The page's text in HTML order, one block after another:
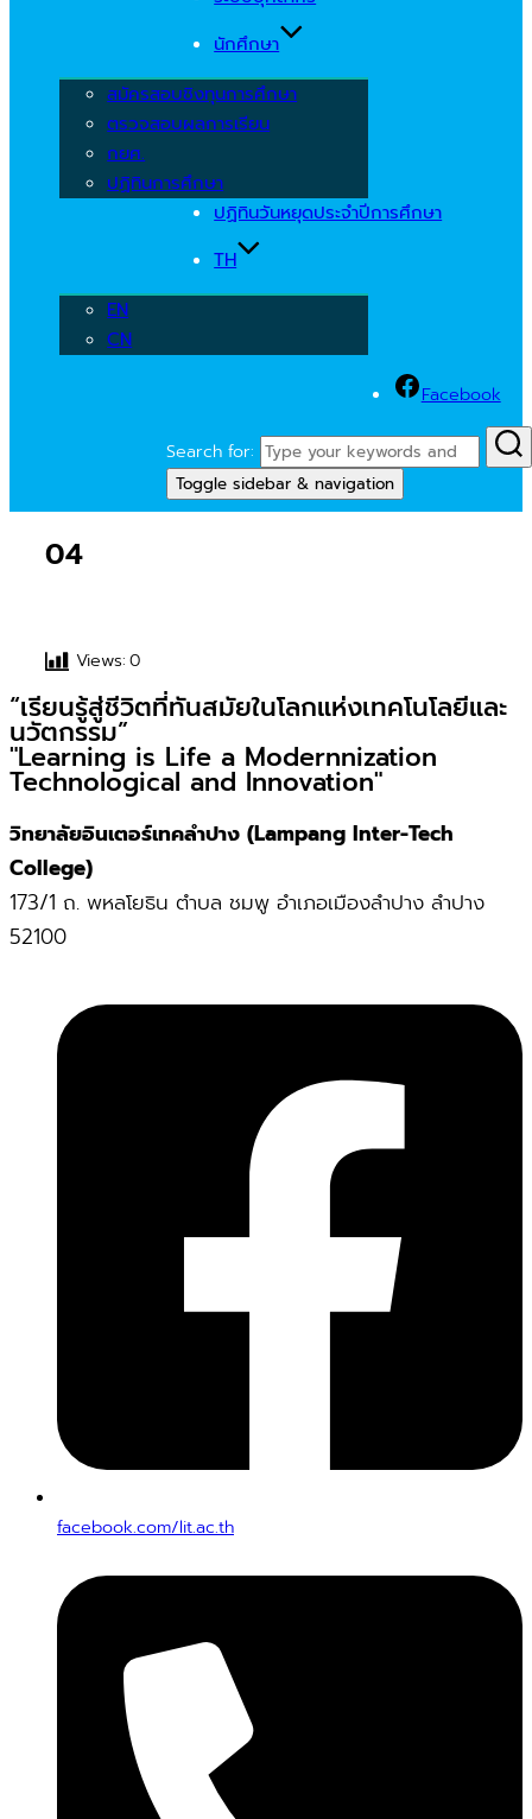
นักศึกษา
สมัครสอบชิงทุนการศึกษา
ตรวจสอบผลการเรียน
กยศ.
ปฏิทินการศึกษา
ปฏิทินวันหยุดประจำปีการศึกษา
TH
EN
CN
Facebook
Search for:
Toggle sidebar & navigation
04
Views:0
“เรียนรู้สู่ชีวิตที่ทันสมัยในโลกแห่งเทคโนโลยีและ
นวัตกรรม”
"Learning is Life a Modernnization
Technological and Innovation"
วิทยาลัยอินเตอร์เทคลำปาง (Lampang Inter-Tech
College)
173/1 ถ. พหลโยธิน ตำบล ชมพู อำเภอเมืองลำปาง ลำปาง
52100
facebook.com/lit.ac.th